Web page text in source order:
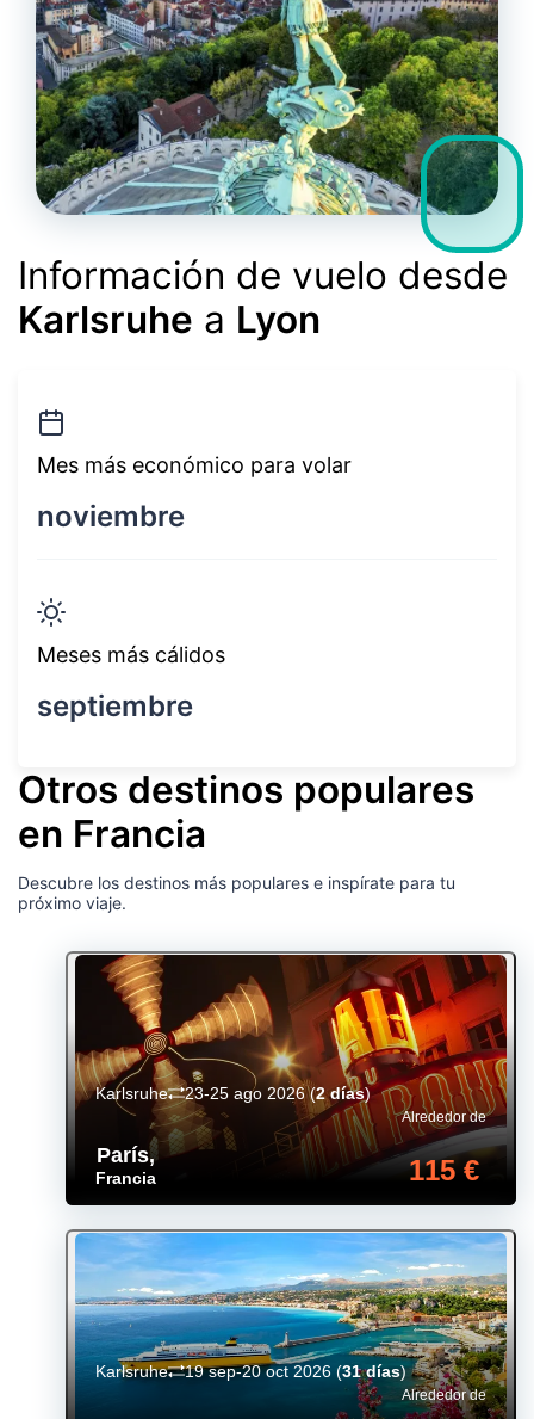
Información de vuelo desde
Karlsruhe a Lyon
Mes más económico para volar
noviembre
Meses más cálidos
septiembre
Otros destinos populares
en Francia
Descubre los destinos más populares e inspírate para tu
próximo viaje.
París,
Francia
Alrededor de
115 €
Karlsruhe 23-25 ago 2026(2 días)
Alrededor de
Karlsruhe 19 sep-20 oct 2026 (31 días)